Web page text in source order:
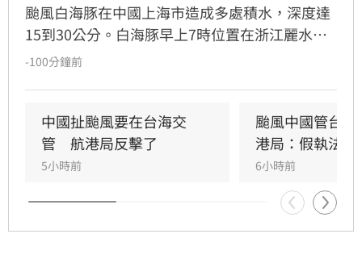
颱風白海豚在中國上海市造成多處積水，深度達
15到30公分。白海豚早上7時位置在浙江麗水，
預計往西北方向移動並逐漸減弱。
-100分鐘前
中國扯颱風要在台海交
管　航港局反擊了
5小時前
颱風中國管台
港局：假執法
6小時前